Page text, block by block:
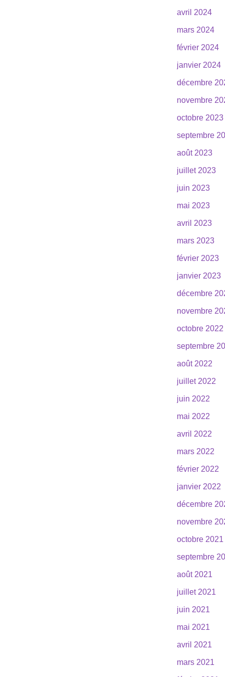
avril 2024
mars 2024
février 2024
janvier 2024
décembre
novembre
octobre 2023
septembre
août 2023
juillet 2023
juin 2023
mai 2023
avril 2023
mars 2023
février 2023
janvier 2023
décembre
novembre
octobre 2022
septembre
août 2022
juillet 2022
juin 2022
mai 2022
avril 2022
mars 2022
février 2022
janvier 2022
décembre
novembre
octobre 2021
septembre
août 2021
juillet 2021
juin 2021
mai 2021
avril 2021
mars 2021